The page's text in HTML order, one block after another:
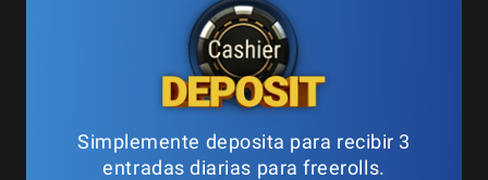
Simplemente deposita para recibir 3
entradas diarias para freerolls.